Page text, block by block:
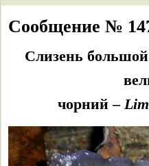
(Arionidae) от
других
Крупные виды
Arion
Arion
Сообщение №
Слизень
чорний –